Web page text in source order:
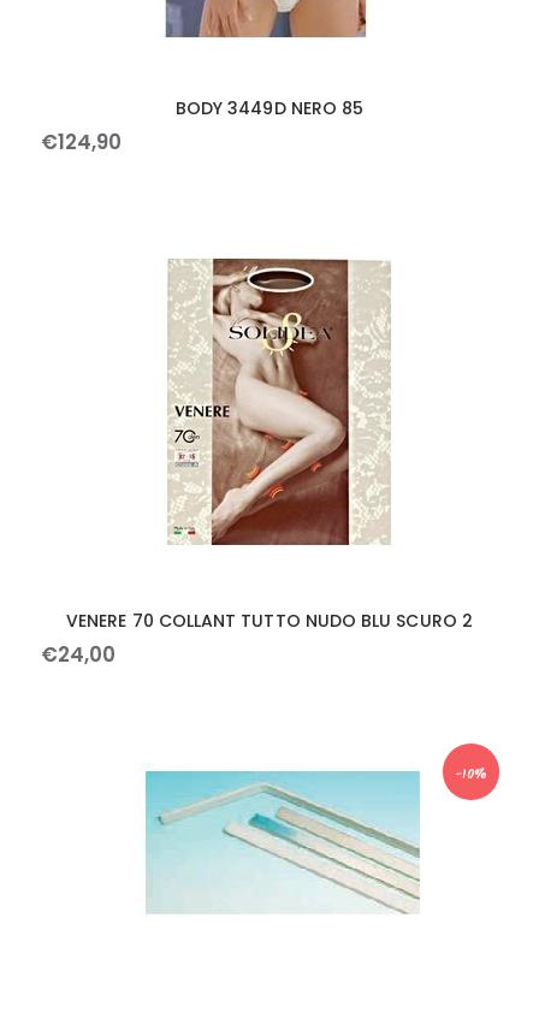
BODY 3449D NERO 85
€124,90
VENERE 70 COLLANT TUTTO NUDO BLU SCURO 2
€24,00
-10%